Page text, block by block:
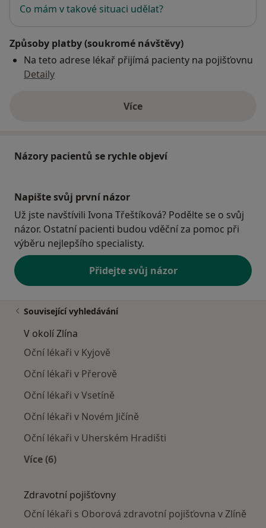
Co mám v takové situaci udělat?
Způsoby platby (soukromé návštěvy)
Na teto adrese lékař přijímá pacienty na pojišťovnu
Detaily
Víceo adrese
Názory pacientů se rychle objeví
Napište svůj první názor
Už jste navštívili Ivona Třeštíková? Podělte se o svůj
názor. Ostatní pacienti budou vděční za pomoc při
výběru nejlepšího specialisty.
Přidejte svůj názor
Související vyhledávání
V okolí Zlína
Oční lékaři v Kyjově
Oční lékaři v Přerově
Oční lékaři v Vsetíně
Oční lékaři v Novém Jičíně
Oční lékaři v Uherském Hradišti
Více (6)
Zdravotní pojišťovny
Oční lékaři s Oborová zdravotní pojišťovna v Zlíně